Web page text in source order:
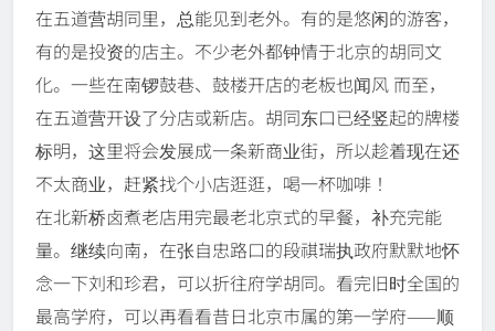
在五道营胡同里，总能见到老外。有的是悠闲的游客，
有的是投资的店主。不少老外都钟情于北京的胡同文
化。一些在南锣鼓巷、鼓楼开店的老板也闻风 而至，
在五道营开设了分店或新店。胡同东口已经竖起的牌楼
标明，这里将会发展成一条新商业街，所以趁着现在还
不太商业，赶紧找个小店逛逛，喝一杯咖啡！
在北新桥卤煮老店用完最老北京式的早餐，补充完能
量。继续向南，在张自忠路口的段祺瑞执政府默默地怀
念一下刘和珍君，可以折往府学胡同。看完旧时全国的
最高学府，可以再看看昔日北京市属的第一学府——顺